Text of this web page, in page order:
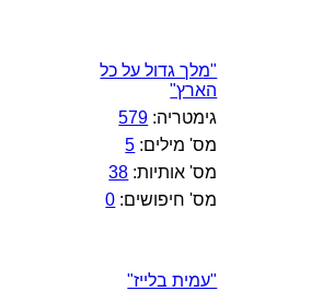
"מלך גדול על כל
הארץ"
גימטריה: 579
מס' מילים: 5
מס' אותיות: 38
מס' חיפושים: 0
"עמית בלייז"